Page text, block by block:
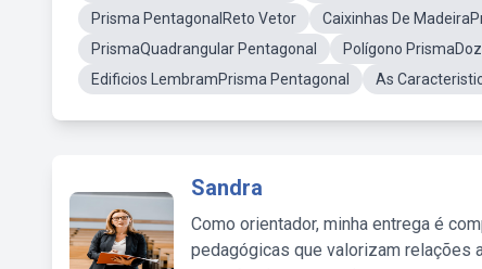
Prisma PentagonalReto Vetor
Caixinhas De
PrismaQuadrangular Pentagonal
Polígono
Edificios LembramPrisma Pentagonal
As
Sandra
Como orientador, minha entrega é
pedagógicas que valorizam relações